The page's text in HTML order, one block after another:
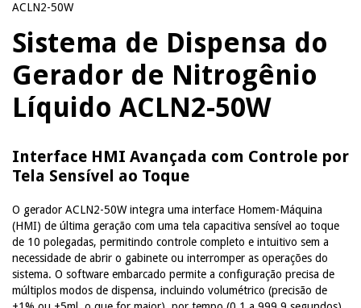
ACLN2-50W
Sistema de Dispensa do
Gerador de Nitrogênio
Líquido ACLN2-50W
Interface HMI Avançada com Controle por
Tela Sensível ao Toque
O gerador ACLN2-50W integra uma interface Homem-Máquina
(HMI) de última geração com uma tela capacitiva sensível ao toque
de 10 polegadas, permitindo controle completo e intuitivo sem a
necessidade de abrir o gabinete ou interromper as operações do
sistema. O software embarcado permite a configuração precisa de
múltiplos modos de dispensa, incluindo volumétrico (precisão de